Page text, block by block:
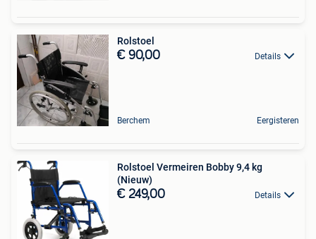
Rolstoel
€ 90,00 Details
Berchem Eergisteren
Rolstoel Vermeiren Bobby 9,4 kg
(Nieuw)
€ 249,00 Details